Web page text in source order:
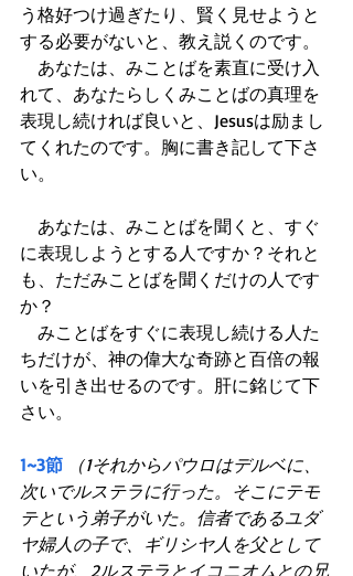
う格好つけ過ぎたり、賢く見せようと
する必要がないと、教え説くのです。
あなたは、みことばを素直に受け入
れて、あなたらしくみことばの真理を
表現し続ければ良いと、Jesusは励まし
てくれたのです。胸に書き記して下さ
い。
あなたは、みことばを聞くと、すぐ
に表現しようとする人ですか？それと
も、ただみことばを聞くだけの人です
か？
みことばをすぐに表現し続ける人た
ちだけが、神の偉大な奇跡と百倍の報
いを引き出せるのです。肝に銘じて下
さい。
1~3節
（1それからパウロはデルベに、
次いでルステラに行った。そこにテモ
テという弟子がいた。信者であるユダ
ヤ婦人の子で、ギリシヤ人を父として
いたが、2ルステラとイコニオムとの兄